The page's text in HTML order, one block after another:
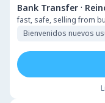
Bank Transfer ·
fast, safe, selling from
Bienvenidos nuevos